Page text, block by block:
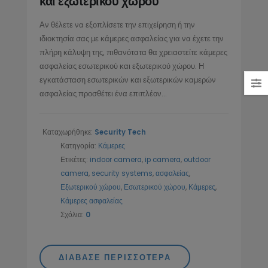
Αν θέλετε να εξοπλίσετε την επιχείρηση ή την
ιδιοκτησία σας με κάμερες ασφαλείας για να έχετε την
πλήρη κάλυψη της, πιθανότατα θα χρειαστείτε κάμερες
ασφαλείας εσωτερικού και εξωτερικού χώρου. Η
εγκατάσταση εσωτερικών και εξωτερικών καμερών
ασφαλείας προσθέτει ένα επιπλέον...
Καταχωρήθηκε: Security Tech
Κατηγορία: Κάμερες
Ετικέτες: indoor camera, ip camera, outdoor
camera, security systems,ασφαλείας,
Εξωτερικού χώρου, Εσωτερικού χώρου, Κάμερες,
Κάμερες ασφαλείας
Σχόλια: 0
ΔΙΆΒΑΣΕ ΠΕΡΙΣΣΌΤΕΡΑ
Τεχνολογία και η Σημασία της
στον Χώρο των Ενοποιημένων
IP Τηλεφωνία (VoIP):
Οικονομική και Ασφαλής
15/05/2024
Τα πλεονεκτήματα μιας 4g
κάμερας και μιας κάμερας με
ηλιακό πάνελ
26/10/2022